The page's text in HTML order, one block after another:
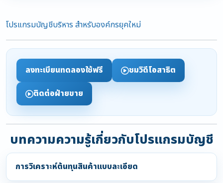
โปรแกรมบัญชีบริหาร สำหรับองค์กรยุคใหม่
ลงทะเบียนทดลองใช้ฟรี
ชมวิดีโอสาธิต
ติดต่อฝ่ายขาย
บทความความรู้เกี่ยวกับโปรแกรมบัญชี
การวิเคราะห์ต้นทุนสินค้าแบบละเอียด